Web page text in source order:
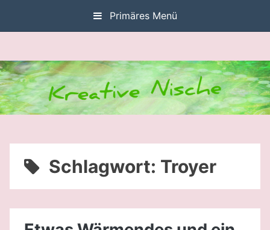
springen
Primäres Menü
Schlagwort: Troyer